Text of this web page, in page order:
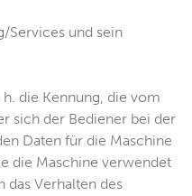
Services und sein
die Kennung, die vom
sich der Bediener bei der
Daten für die Maschine
die Maschine verwendet
Verhalten des